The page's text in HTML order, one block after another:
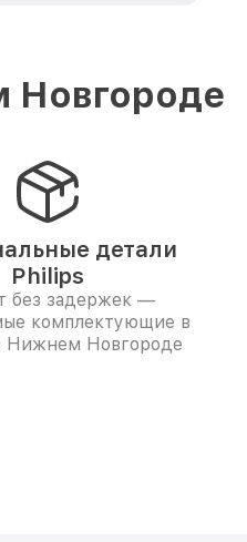
Новгороде
детали
Philips
без задержек —
комплектующие в
Нижнем Новгороде